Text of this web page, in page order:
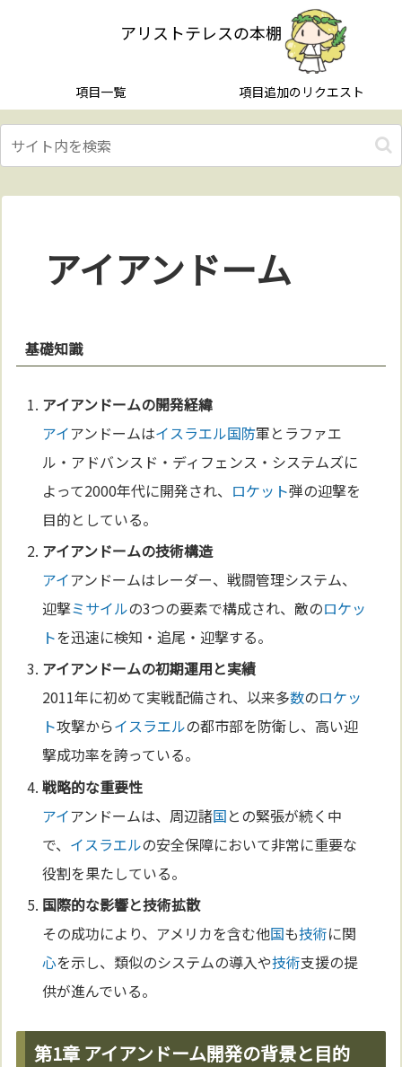
アリストテレスの本棚
項目一覧 項目追加のリクエスト
アイアンドーム
基礎知識
アイアンドームの開発経緯
アイアンドームはイスラエル国防軍とラファエ
ル・アドバンスド・ディフェンス・システムズに
よって2000年代に開発され、 ロケット弾の迎撃を
目的としている。
アイアンドームの技術構造
アイアンドームはレーダー、戦闘管理システム、
迎撃ミサイルの3つの要素で構成され、敵のロケッ
トを迅速に検知・追尾・迎撃する。
アイアンドームの初期運用と実績
2011年に初めて実戦配備され、以来多数のロケッ
ト攻撃からイスラエルの都市部を防衛し、高い迎
撃成功率を誇っている。
戦略的な重要性
アイアンドームは、周辺諸国との緊張が続く中
で、 イスラエルの安全保障において非常に重要な
役割を果たしている。
国際的な影響と技術拡散
その成功により、アメリカを含む他国も技術に関
心を示し、類似のシステムの導入や技術支援の提
供が進んでいる。
第1章 アイアンドーム開発の背景と目的